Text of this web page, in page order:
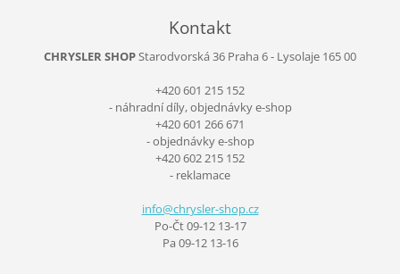
Kontakt
CHRYSLER SHOPStarodvorská 36 Praha 6 - Lysolaje 165 00
+420 601 215 152
- náhradní díly, objednávky e-shop
+420 601 266 671
- objednávky e-shop
+420 602 215 152
- reklamace
info@chrysler-shop.cz
Po-Čt 09-12 13-17
Pa 09-12 13-16